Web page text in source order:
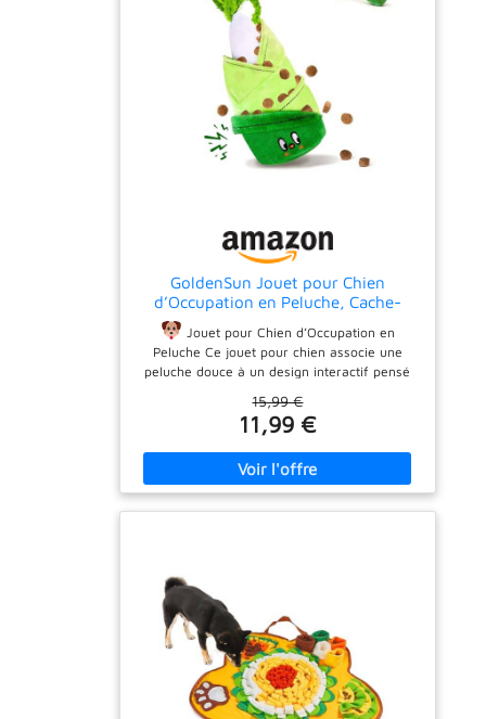
GoldenSun Jouet pour Chien
d’Occupation en Peluche, Cache-
Friandises Interactif, Stimulation
Mentale, Réduit l’Ennui
Jouet pour Chien d’Occupation en
Peluche Ce jouet pour chien associe une
peluche douce à un design interactif pensé
naturel de recherche et aide à garder votre
chien concentré et actif.
Friandises pour le Jeu de Recherche Cachez
des friandises dans les petites poches
intégrées de chaque section et encouragez
votre chien à les trouver. Ce jouet pour chien
Interactifs pour Maintenir l’Intérêt Le jouet
pour chien émet trois sons différents :
clochette, papier froissé et son spécial BB.
Ces sons se déclenchent pendant le jeu et
maintiennent l’attention de votre chien même
après la découverte des friandises.
Matériau de haute qualité & fabrication sûre
Des coutures renforcées assurent durabilité
15,99 €
11,99 €